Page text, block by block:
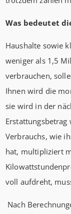
Was bedeutet
Haushalte sowie
weniger als 1,5
verbrauchen,
Ihnen wird die
sie wird in der
Verbrauchs, wie
hat, multipliziert
voll aufdreht,
Nach